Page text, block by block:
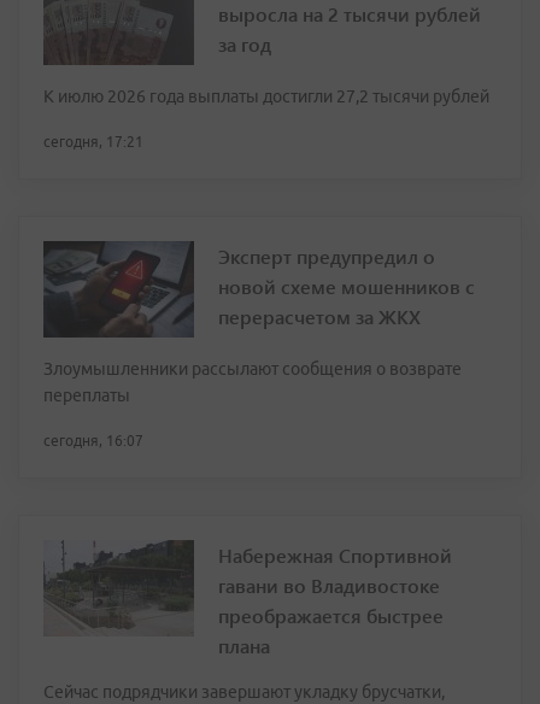
выросла на 2 тысячи рублей
за год
К июлю 2026 года выплаты достигли 27,2 тысячи рублей
сегодня, 17:21
Эксперт предупредил о
новой схеме мошенников с
перерасчетом за ЖКХ
Злоумышленники рассылают сообщения о возврате
переплаты
сегодня, 16:07
Набережная Спортивной
гавани во Владивостоке
преображается быстрее
плана
Сейчас подрядчики завершают укладку брусчатки,